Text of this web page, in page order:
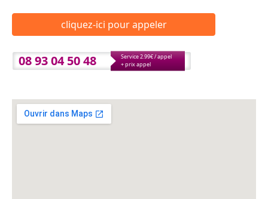
cliquez-ici pour appeler
08 93 04 50 48
Service 2.99€ / appel
+ prix appel